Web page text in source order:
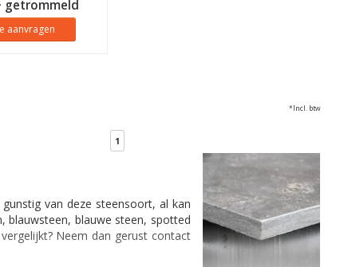
getrommeld
aanvragen
*Incl. btw
1
van deze steensoort, al kan
blauwe steen, spotted
Neem dan gerust contact